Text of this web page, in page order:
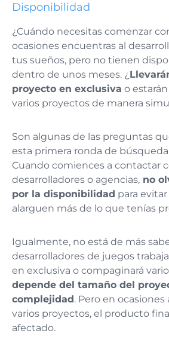
Disponibilidad
¿Cuándo necesitas comenzar
ocasiones encuentras al
tus sueños, pero no tienen
dentro de unos meses. ¿
proyecto en exclusiva o
varios proyectos de manera
Son algunas de las preguntas
esta primera ronda de
Cuando comiences a contactar
desarrolladores o agencias, no
por la disponibilidad para
alarguen más de lo que tenías
Igualmente, no está de más
desarrolladores de juegos
en exclusiva o compaginará
depende del tamaño del
complejidad . Pero en
varios proyectos, el producto
afectado.